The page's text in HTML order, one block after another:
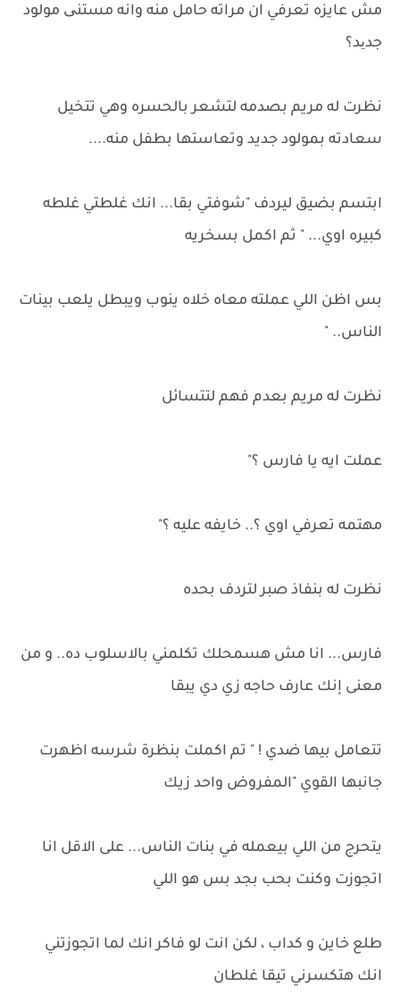
مش عايزه تعرفي ان مراته حامل منه وانه مستنی مولود
جدید؟
نظرت له مريم بصدمه لتشعر بالحسره وهي تتخيل
سعادته بمولود جديد وتعاستها بطفل منه....
ابتسم بضيق ليردف "شوفتي بقا... انك غلطتي غلطه
كبيره اوي... " ثم اكمل بسخريه
بس اظن اللي عملته معاه خلاه ينوب ويبطل يلعب بينات
الناس.. "
نظرت له مريم بعدم فهم لتتسائل
عملت ايه يا فارس ؟"
مهتمه تعرفي اوي ؟.. خايفه عليه ؟"
نظرت له بنفاذ صبر لتردف بحده
فارس... انا مش هسمحلك تكلمني بالاسلوب ده.. و من
معنى إنك عارف حاجه زي دي يبقا
تتعامل بيها ضدي ! " تم اكملت بنظرة شرسه اظهرت
جانبها القوي "المفروض واحد زيك
يتحرج من اللي بيعمله في بنات الناس... على الاقل انا
اتجوزت وكنت بحب بجد بس هو اللي
طلع خاين و كداب ، لكن انت لو فاكر انك لما اتجوزتني
انك هتكسرني تيقا غلطان